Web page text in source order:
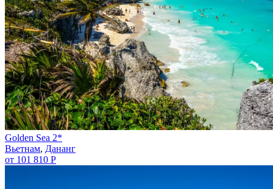
Golden Sea 2*
Вьетнам, Дананг
от 101 810 Р